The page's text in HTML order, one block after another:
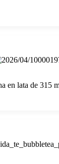
en lata de 315